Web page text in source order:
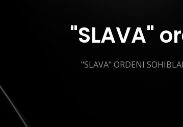
"SLAVA"
"SLAVA" ORDENI